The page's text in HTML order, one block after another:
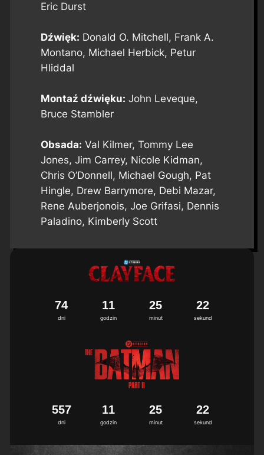
Eric Durst
Dźwięk: Donald O. Mitchell, Frank A.
Montano, Michael Herbick, Petur
Hliddal
Montaź dźwięku: John Leveque,
Bruce Stambler
Obsada: Val Kilmer, Tommy Lee
Jones, Jim Carrey, Nicole Kidman,
Chris O’Donnell, Michael Gough, Pat
Hingle, Drew Barrymore, Debi Mazar,
Rene Auberjonois, Joe Grifasi, Dennis
Paladino, Kimberly Scott
dni
74
godzin
11
minut
25
sekund
21
2
dni
557
godzin
11
minut
25
sekund
21
2